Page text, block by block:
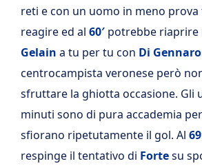
reti e con un uomo in meno
reagire ed al 60′ potrebbe riaprire
Gelain a tu per tu con Di Gennaro
centrocampista veronese però
sfruttare la ghiotta occasione. Gli
minuti sono di pura accademia
sfiorano ripetutamente il gol. Al
respinge il tentativo di Fortesu